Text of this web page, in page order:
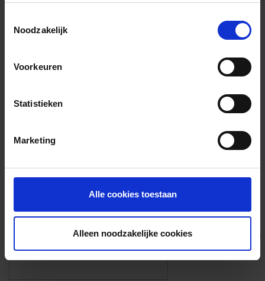
Noodzakelijk
Voorkeuren
Statistieken
Marketing
Alle cookies toestaan
Alleen noodzakelijke cookies
Algemene informatie
Foto’s ({{photos.length}})
Eigen foto’s